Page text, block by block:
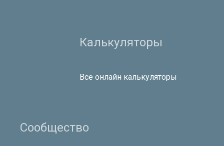
Калькуляторы
Все онлайн калькуляторы
Сообщество